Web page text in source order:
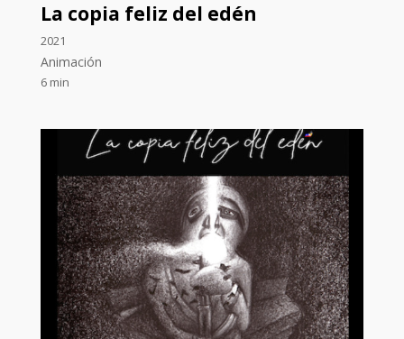
La copia feliz del edén
2021
Animación
6 min